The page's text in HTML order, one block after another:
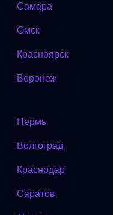
Самара
Омск
Красноярск
Воронеж
Пермь
Волгоград
Краснодар
Саратов